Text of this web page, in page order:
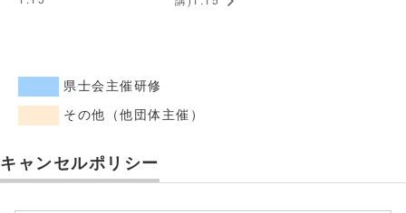
県士会主催研修
その他（他団体主催）
キャンセルポリシー